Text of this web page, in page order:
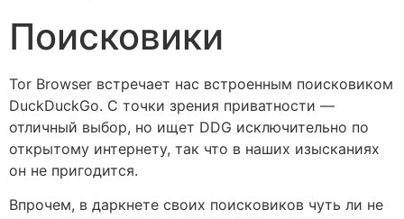
Поисковики
Tor Browser встречает нас встроенным поисковиком
DuckDuckGo. С точки зрения приватности —
отличный выбор, но ищет DDG исключительно по
открытому интернету, так что в наших изысканиях
он не пригодится.
Впрочем, в даркнете своих поисковиков чуть ли не